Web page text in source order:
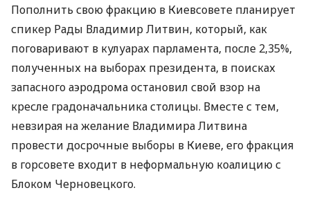
Пополнить свою фракцию в Киевсовете планирует
спикер Рады Владимир Литвин, который, как
поговаривают в кулуарах парламента, после 2,35%,
полученных на выборах президента, в поисках
запасного аэродрома остановил свой взор на
кресле градоначальника столицы. Вместе с тем,
невзирая на желание Владимира Литвина
провести досрочные выборы в Киеве, его фракция
в горсовете входит в неформальную коалицию с
Блоком Черновецкого.